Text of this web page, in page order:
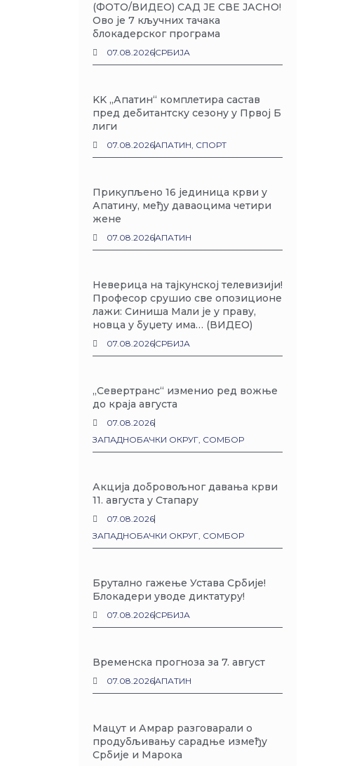
(ФОТО/ВИДЕО) САД ЈЕ СВЕ ЈАСНО!
Ово је 7 кључних тачака
блокадерског програма
07.08.2026СРБИЈА
KK „Апатин“ комплетира састав
пред дебитантску сезону у Првој Б
лиги
07.08.2026АПАТИН, СПОРТ
Прикупљено 16 јединица крви у
Апатину, међу даваоцима четири
жене
07.08.2026АПАТИН
Неверица на тајкунској телевизији!
Професор срушио све опозиционе
лажи: Синиша Мали је у праву,
новца у буџету има… (ВИДЕО)
07.08.2026СРБИЈА
„Севертранс“ изменио ред вожње
до краја августа
07.08.2026
ЗАПАДНОБАЧКИ ОКРУГ, СОМБОР
Акција добровољног давања крви
11. августа у Стапару
07.08.2026
ЗАПАДНОБАЧКИ ОКРУГ, СОМБОР
Брутално гажење Устава Србије!
Блокадери уводе диктатуру!
07.08.2026СРБИЈА
Временска прогноза за 7. август
07.08.2026АПАТИН
Мацут и Амрар разговарали о
продубљивању сарадње између
Србије и Марока